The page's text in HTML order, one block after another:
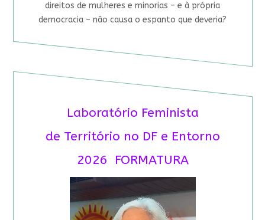
direitos de mulheres e minorias – e à própria
democracia – não causa o espanto que deveria?
Laboratório Feminista
de Território no DF e Entorno
2026 FORMATURA